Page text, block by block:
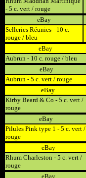
- 5 c. vert / rouge
eBay
Selleries Réunies - 10 c.
rouge / bleu
eBay
Aubrun - 10 c. rouge / bleu
eBay
Aubrun - 5 c. vert / rouge
eBay
Kirby Beard & Co - 5 c. vert /
rouge
eBay
Pilules Pink type 1 - 5 c. vert /
rouge
eBay
Rhum Charleston - 5 c. vert /
rouge
eBay